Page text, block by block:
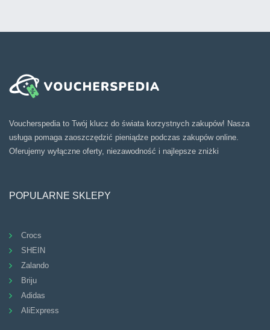
Voucherspedia to Twój klucz do świata korzystnych zakupów! Nasza
usługa pomaga zaoszczędzić pieniądze podczas zakupów online.
Oferujemy wyłączne oferty, niezawodność i najlepsze zniżki
POPULARNE SKLEPY
Crocs
SHEIN
Zalando
Briju
Adidas
AliExpress